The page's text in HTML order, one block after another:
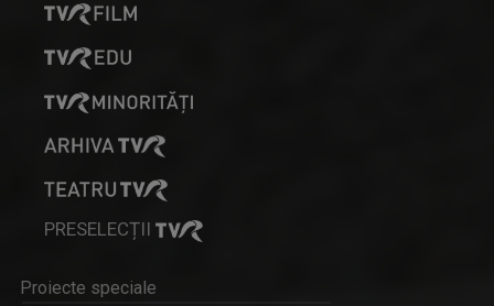
PRESELECȚII
Proiecte speciale